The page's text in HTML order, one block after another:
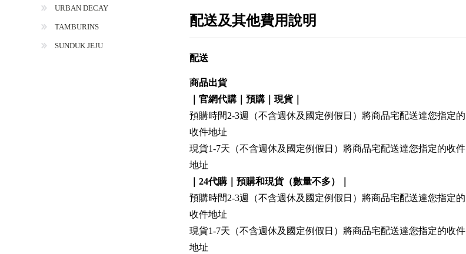
TAMBURINS
配送及其他費用說明
配送
商品出貨
｜官網代購｜預購｜現貨｜
預購時間2-3週（不含週休及國定例假日）將商品宅配送達您指定的
收件地址
現貨1-7天（不含週休及國定例假日）將商品宅配送達您指定的收件
地址
｜24代購｜預購和現貨（數量不多）｜
預購時間2-3週（不含週休及國定例假日）將商品宅配送達您指定的
收件地址
現貨1-7天（不含週休及國定例假日）將商品宅配送達您指定的收件
地址
URBAN DECAY
TAMBURINS
SUNDUK JEJU